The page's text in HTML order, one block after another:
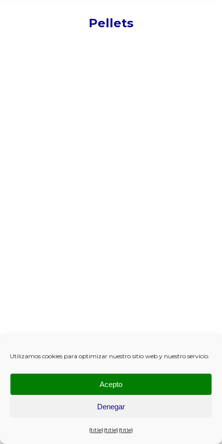
Pellets
Utilizamos cookies para optimizar nuestro sitio web y nuestro servicio.
Acepto
Denegar
{title}{title}{title}